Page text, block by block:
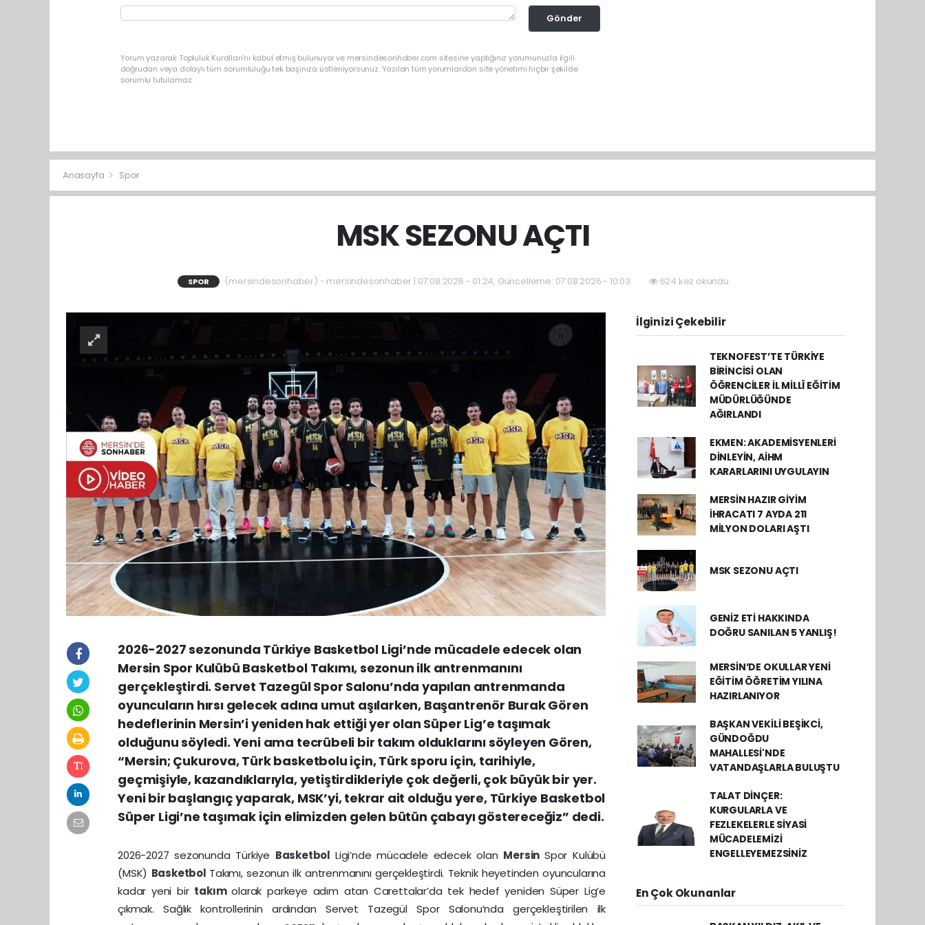
Gönder
Yorum yazarak Topluluk Kuralları’nı kabul etmiş bulunuyor ve mersindesonhaber.com sitesine yaptığınız yorumunuzla ilgili
doğrudan veya dolaylı tüm sorumluluğu tek başınıza üstleniyorsunuz. Yazılan tüm yorumlardan site yönetimi hiçbir şekilde
sorumlu tutulamaz.
Anasayfa Spor
MSK SEZONU AÇTI
SPOR (mersindesonhaber) - mersindesonhaber | 07.08.2026 - 01:24, Güncelleme: 07.08.2026 - 10:03 624 kez okundu.
2026-2027 sezonunda Türkiye Basketbol Ligi’nde mücadele edecek olan
Mersin Spor Kulübü Basketbol Takımı, sezonun ilk antrenmanını
gerçekleştirdi. Servet Tazegül Spor Salonu’nda yapılan antrenmanda
oyuncuların hırsı gelecek adına umut aşılarken, Başantrenör Burak Gören
hedeflerinin Mersin’i yeniden hak ettiği yer olan Süper Lig’e taşımak
olduğunu söyledi. Yeni ama tecrübeli bir takım olduklarını söyleyen Gören,
“Mersin; Çukurova, Türk basketbolu için, Türk sporu için, tarihiyle,
geçmişiyle, kazandıklarıyla, yetiştirdikleriyle çok değerli, çok büyük bir yer.
Yeni bir başlangıç yaparak, MSK’yi, tekrar ait olduğu yere, Türkiye Basketbol
Süper Ligi’ne taşımak için elimizden gelen bütün çabayı göstereceğiz” dedi.
2026-2027 sezonunda Türkiye Basketbol Ligi’nde mücadele edecek olan MersinSpor Kulübü
(MSK) Basketbol Takımı, sezonun ilk antrenmanını gerçekleştirdi. Teknik heyetinden oyuncularına
kadar yeni bir takımolarak parkeye adım atan Carettalar’da tek hedef yeniden Süper Lig’e
çıkmak. Sağlık kontrollerinin ardından Servet Tazegül Spor Salonu’nda gerçekleştirilen ilk
İlginizi Çekebilir
TEKNOFEST’TE TÜRKİYE
BİRİNCİSİ OLAN
ÖĞRENCİLER İL MİLLÎ EĞİTİM
MÜDÜRLÜĞÜNDE
AĞIRLANDI
EKMEN: AKADEMİSYENLERİ
DİNLEYİN, AİHM
KARARLARINI UYGULAYIN
MERSİN HAZIR GİYİM
İHRACATI 7 AYDA 211
MİLYON DOLARI AŞTI
MSK SEZONU AÇTI
GENİZ ETİ HAKKINDA
DOĞRU SANILAN 5 YANLIŞ!
MERSİN’DE OKULLAR YENİ
EĞİTİM ÖĞRETİM YILINA
HAZIRLANIYOR
BAŞKAN VEKİLİ BEŞİKCİ,
GÜNDOĞDU
MAHALLESİ'NDE
VATANDAŞLARLA BULUŞTU
TALAT DİNÇER:
KURGULARLA VE
FEZLEKELERLE SİYASİ
MÜCADELEMİZİ
ENGELLEYEMEZSİNİZ
En Çok Okunanlar